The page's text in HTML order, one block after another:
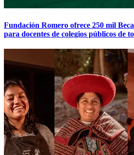
Fundación Romero ofrece 250 mil
para docentes de colegios públicos de